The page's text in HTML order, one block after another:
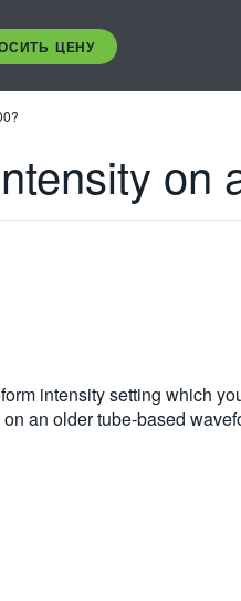
ЦЕНУ
on
intensity setting which
an older tube-based